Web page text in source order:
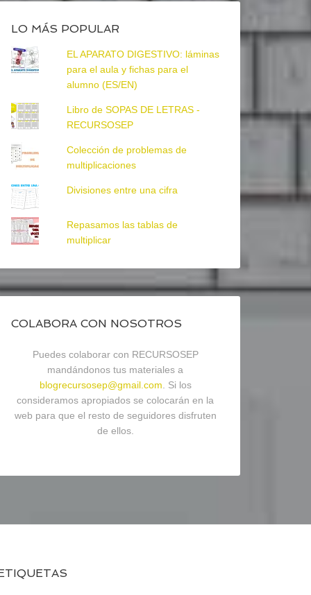
LO MÁS POPULAR
EL APARATO DIGESTIVO: láminas
para el aula y fichas para el
alumno (ES/EN)
Libro de SOPAS DE LETRAS -
RECURSOSEP
Colección de problemas de
multiplicaciones
Divisiones entre una cifra
Repasamos las tablas de
multiplicar
COLABORA CON NOSOTROS
Puedes colaborar con RECURSOSEP
mandándonos tus materiales a
blogrecursosep@gmail.com . Si los
consideramos apropiados se colocarán en la
web para que el resto de seguidores disfruten
de ellos.